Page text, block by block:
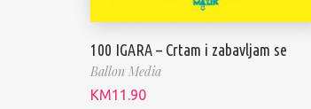
100 IGARA – Crtam i zabavljam se
Ballon Media
KM11.90